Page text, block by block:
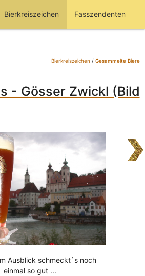
Bierkreiszeichen Fasszendenten
Bierkreiszeichen / Gesammelte Biere
- Gösser Zwickl (Bild
Ausblick schmeckt`s noch
einmal so gut ...